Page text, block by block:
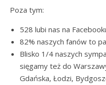
Poza tym:
528 lubi nas na
82% naszych fanów to
Blisko 1/4 naszych
sięgamy też do
Gdańska, Łodzi,